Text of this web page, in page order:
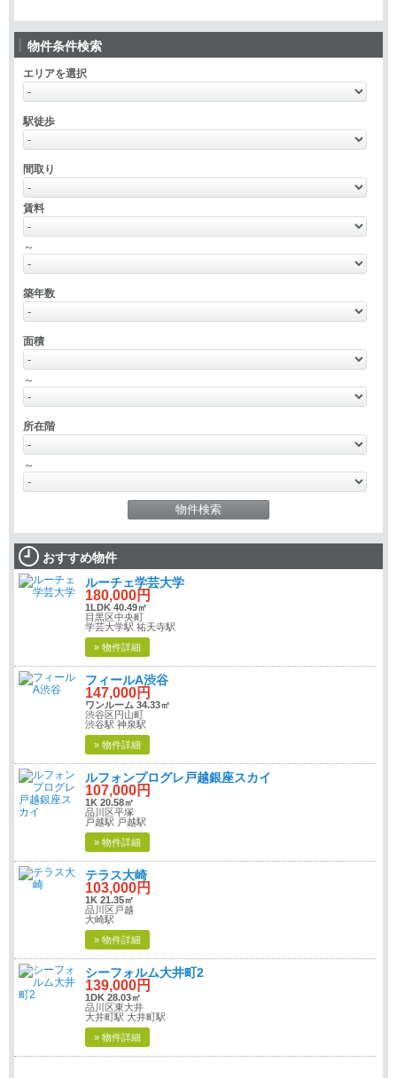
物件条件検索
エリアを選択
駅徒歩
間取り
賃料
～
築年数
面積
～
所在階
～
おすすめ物件
ルーチェ学芸大学
180,000円
1LDK 40.49㎡
目黒区中央町
学芸大学駅 祐天寺駅
» 物件詳細
フィールA渋谷
147,000円
ワンルーム 34.33㎡
渋谷区円山町
渋谷駅 神泉駅
» 物件詳細
ルフォンプログレ戸越銀座スカイ
107,000円
1K 20.58㎡
品川区平塚
戸越駅 戸越駅
» 物件詳細
テラス大崎
103,000円
1K 21.35㎡
品川区戸越
大崎駅
» 物件詳細
シーフォルム大井町2
139,000円
1DK 28.03㎡
品川区東大井
大井町駅 大井町駅
» 物件詳細